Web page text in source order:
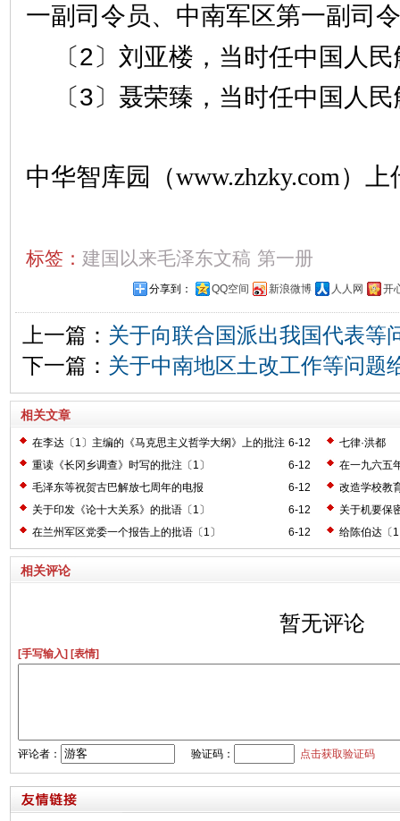
一副司令员、中南军区第一副司
〔2〕刘亚楼，当时任中国人
〔3〕聂荣臻，当时任中国人
中华智库园（www.zhzky.com）上
标签： 建国以来毛泽东文稿 第一册
分享到： QQ空间 新浪微博 人人网 开
上一篇： 关于向联合国派出我国代表等
下一篇： 关于中南地区土改工作等问题
相关文章
6-12
在李达〔1〕主编的《马克思主义哲学大纲》上的批注
〔2〕
七律·洪都
6-12
重读《长冈乡调查》时写的批注〔1〕
在一九六五
6-12
毛泽东等祝贺古巴解放七周年的电报
改造学校教
6-12
关于印发《论十大关系》的批语〔1〕
关于机要保
6-12
在兰州军区党委一个报告上的批语〔1〕 给陈伯达〔
相关评论
暂无评论
[手写输入] [表情]
评论者： 验证码： 点击获取验证码